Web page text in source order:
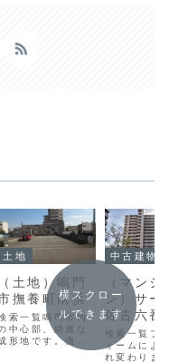
土地
（土地）鳴門
撫養町南浜
索一覧鳴門市内
中心部、綺麗な
形地です。価
格2，000万円所
中古建物
（マンシ
ン）サー
佐古六番
検索一覧フ
ォームによ
れ変わりま
横スクロー
ルできます